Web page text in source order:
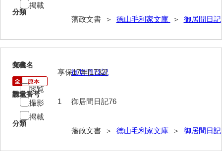
領内惣人数付
他役所方
治用方
法制方
分類
藩政文書 ＞ 徳山毛利家文庫 ＞ 御居間日記
掲載
76
文書名
御居間日記
請求番号
御居間日記76
分類
藩政文書 ＞ 徳山毛利家文庫 ＞ 御居間日記
年代
享保17年[1732]
数量
1
閲覧
撮影
掲載